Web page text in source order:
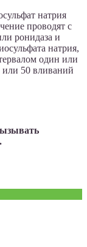
натрия
проводят с
ронидаза и
натрия,
один или
или 50 вливаний